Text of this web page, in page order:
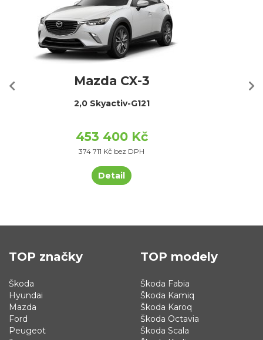
Mazda CX-3
2,0 Skyactiv-G121
453 400 Kč
374 711 Kč bez DPH
Detail
TOP značky
Škoda
Hyundai
Mazda
Ford
Peugeot
TOP modely
Škoda Fabia
Škoda Kamiq
Škoda Karoq
Škoda Octavia
Škoda Scala